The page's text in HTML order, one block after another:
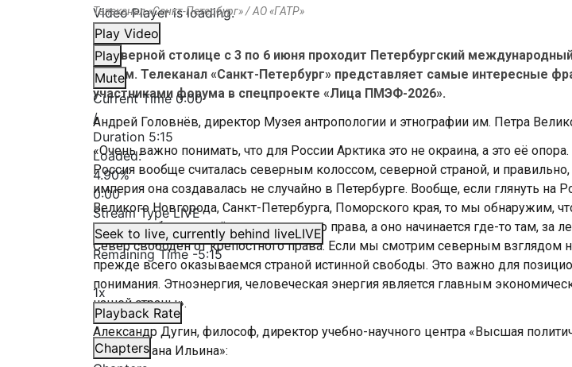
Video Player is loading.
Play Video
Play
Mute
Current Time 0:00
/
Duration 5:15
Loaded:
4.90%
0:00
Stream TypeLIVE
Seek to live, currently behind liveLIVE
Remaining Time-5:15
1x
Playback Rate
Chapters
Телеканал «Санкт-Петербург» / АО «ГАТР»
В Северной столице с 3 по 6 июня проходит Петербургский
форум. Телеканал «Санкт-Петербург» представляет самые интересные
участниками форума в спецпроекте «Лица ПМЭФ-2026».
Андрей Головнёв, директор Музея антропологии и этнографии им. Петра
«Очень важно понимать, что для России Арктика это не окраина, а это её
Россия вообще считалась северным колоссом, северной страной, и правильно,
империя она создавалась не случайно в Петербурге. Вообще, если глянуть на
Великого Новгорода, Санкт-Петербурга, Поморского края, то мы обнаружим,
страна свободы, в ней нет крепостного права, а оно начинается где-то там, за
Север свободен от крепостного права. Если мы смотрим северным взглядом
прежде всего оказываемся страной истинной свободы. Это важно для
понимания. Этноэнергия, человеческая энергия является главным
нашей страны».
Александр Дугин, философ, директор учебно-научного центра «Высшая
имени Ивана Ильина»: